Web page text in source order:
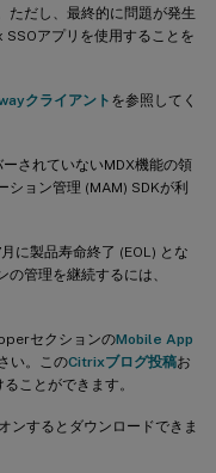
ただし、最終的に問題が発生
アプリを使用することを
クライアント を参照してく
されていないMDX機能の領
ション管理 (MAM) SDKが利
に製品寿命終了 (EOL) とな
管理を継続するには、
セクションのMobile App
い。このCitrixブログ投稿お
ことができます。
ンするとダウンロードできま